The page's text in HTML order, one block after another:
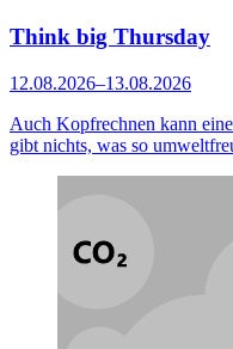
Think big Thursday
12.08.2026–13.08.2026
Auch Kopfrechnen kann
gibt nichts, was so